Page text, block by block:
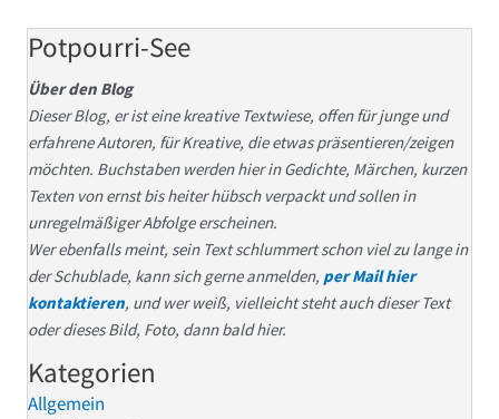
Potpourri-See
Über den Blog
Dieser Blog, er ist eine kreative Textwiese, offen für junge und
erfahrene Autoren, für Kreative, die etwas präsentieren/zeigen
möchten. Buchstaben werden hier in Gedichte, Märchen, kurzen
Texten von ernst bis heiter hübsch verpackt und sollen in
unregelmäßiger Abfolge erscheinen.
Wer ebenfalls meint, sein Text schlummert schon viel zu lange in
der Schublade, kann sich gerne anmelden, per Mail hier
kontaktieren, und wer weiß, vielleicht steht auch dieser Text
oder dieses Bild, Foto, dann bald hier.
Kategorien
Allgemein